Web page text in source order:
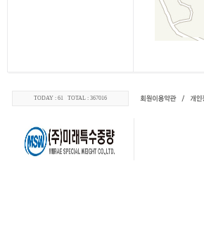
TODAY : 61 TOTAL : 367016